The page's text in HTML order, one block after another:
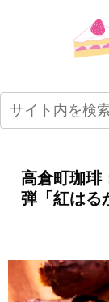
高倉町珈琲
弾「紅はる